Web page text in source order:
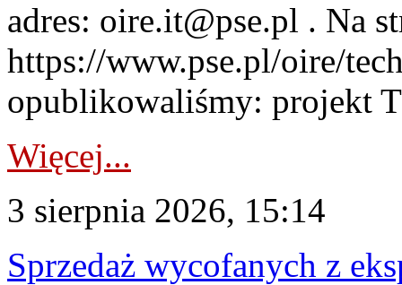
adres: oire.it@pse.pl . Na
https://www.pse.pl/oire/
opublikowaliśmy: projekt
Więcej...
3 sierpnia 2026, 15:14
Sprzedaż wycofanych z